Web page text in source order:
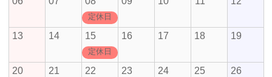
定休日
13 14 15
定休日
16 17 18 19
20 21 22 23 24 25 26